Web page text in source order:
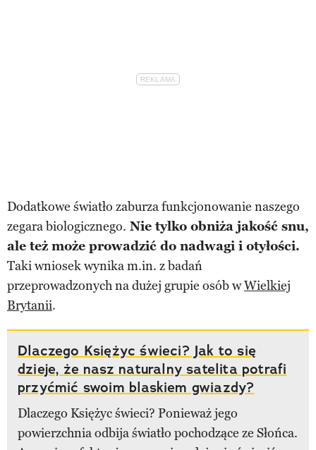
Dodatkowe światło zaburza funkcjonowanie naszego
zegara biologicznego. Nie tylko obniża jakość snu,
ale też może prowadzić do nadwagi i otyłości.
Taki wniosek wynika m.in. z badań
przeprowadzonych na dużej grupie osób wWielkiej
Brytanii.
Dlaczego Księżyc świeci? Jak to się
dzieje, że nasz naturalny satelita potrafi
przyćmić swoim blaskiem gwiazdy?
Dlaczego Księżyc świeci? Ponieważ jego
powierzchnia odbija światło pochodzące ze Słońca.